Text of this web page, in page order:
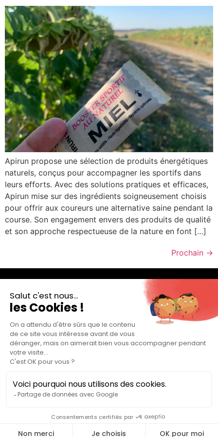
Apirun propose une sélection de produits énergétiques
naturels, conçus pour accompagner les sportifs dans
leurs efforts. Avec des solutions pratiques et efficaces,
Apirun mise sur des ingrédients soigneusement choisis
pour offrir aux coureurs une alternative saine pendant la
course. Son engagement envers des produits de qualité
et son approche respectueuse de la nature en font […]
Prochain →
Rendez-vous le 27 Septembre 2026 pour la 31ème
édition du Marathon des Écluses !
Au programme : un marathon, un semi-marathon et un
10km accessible à tous ! Alors, prêt à relever le défi ?